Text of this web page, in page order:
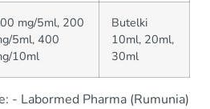
mg/5ml, 200
5ml, 400
10ml
Butelki
10ml, 20ml,
30ml
- Labormed Pharma (Rumunia)